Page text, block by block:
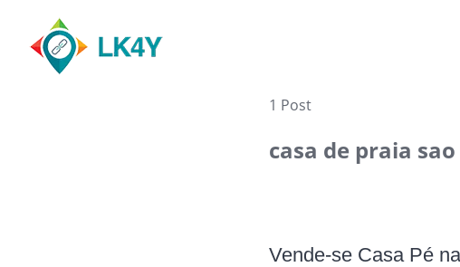
content
1 Post
casa de praia
Vende-se Casa Pé